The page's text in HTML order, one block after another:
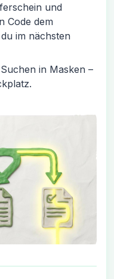
und
Code dem
im nächsten
in Masken –